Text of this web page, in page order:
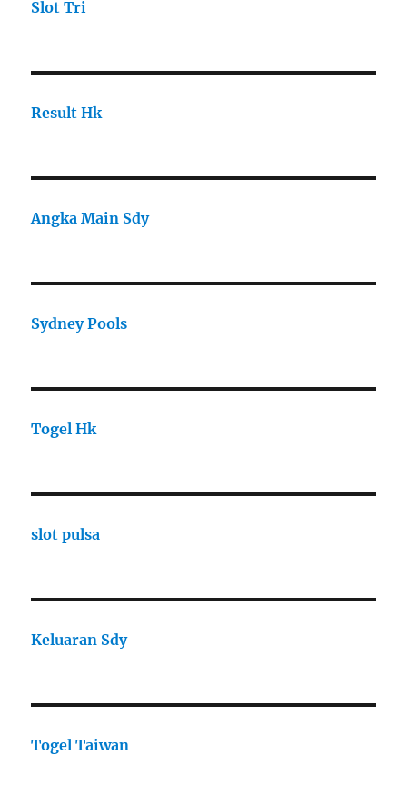
Slot Tri
Result Hk
Angka Main Sdy
Sydney Pools
Togel Hk
slot pulsa
Keluaran Sdy
Togel Taiwan